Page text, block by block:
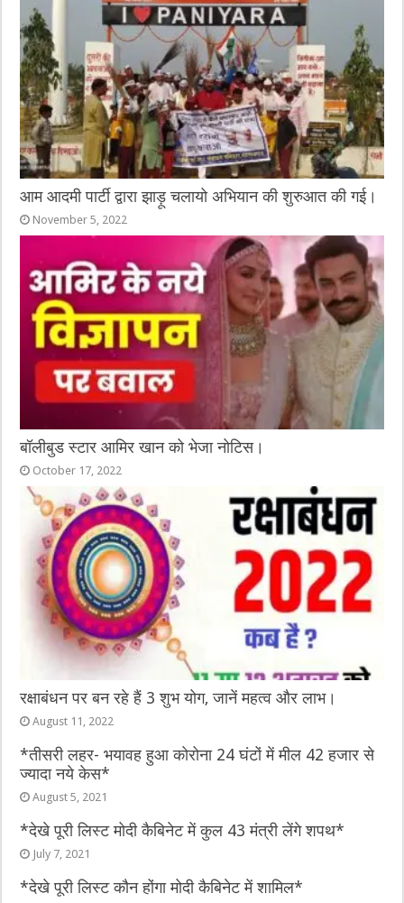
o
k
er p
आम आदमी पार्टी द्वारा झाड़ू चलायो अभियान की शुरुआत की गई।
November 5, 2022
बॉलीबुड स्टार आमिर खान को भेजा नोटिस।
October 17, 2022
रक्षाबंधन पर बन रहे हैं 3 शुभ योग, जानें महत्व और लाभ।
August 11, 2022
*तीसरी लहर- भयावह हुआ कोरोना 24 घंटों में मील 42 हजार से
ज्यादा नये केस*
August 5, 2021
*देखे पूरी लिस्ट मोदी कैबिनेट में कुल 43 मंत्री लेंगे शपथ*
July 7, 2021
*देखे पूरी लिस्ट कौन होंगा मोदी कैबिनेट में शामिल*